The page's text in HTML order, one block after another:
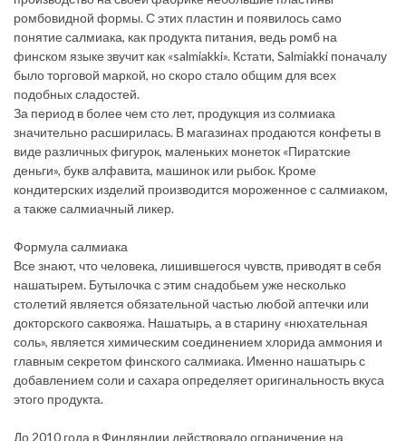
ромбовидной формы. С этих пластин и появилось само
понятие салмиака, как продукта питания, ведь ромб на
финском языке звучит как «salmiakki». Кстати, Salmiakki поначалу
было торговой маркой, но скоро стало общим для всех
подобных сладостей.
За период в более чем сто лет, продукция из солмиака
значительно расширилась. В магазинах продаются конфеты в
виде различных фигурок, маленьких монеток «Пиратские
деньги», букв алфавита, машинок или рыбок. Кроме
кондитерских изделий производится мороженное с салмиаком,
а также салмиачный ликер.
Формула салмиака
Все знают, что человека, лишившегося чувств, приводят в себя
нашатырем. Бутылочка с этим снадобьем уже несколько
столетий является обязательной частью любой аптечки или
докторского саквояжа. Нашатырь, а в старину «нюхательная
соль», является химическим соединением хлорида аммония и
главным секретом финского салмиака. Именно нашатырь с
добавлением соли и сахара определяет оригинальность вкуса
этого продукта.
До 2010 года в Финляндии действовало ограничение на